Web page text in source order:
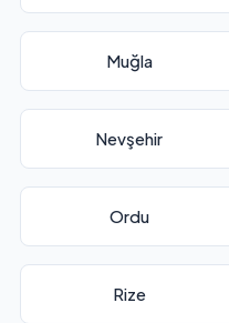
Muğla
Nevşehir
Ordu
Rize